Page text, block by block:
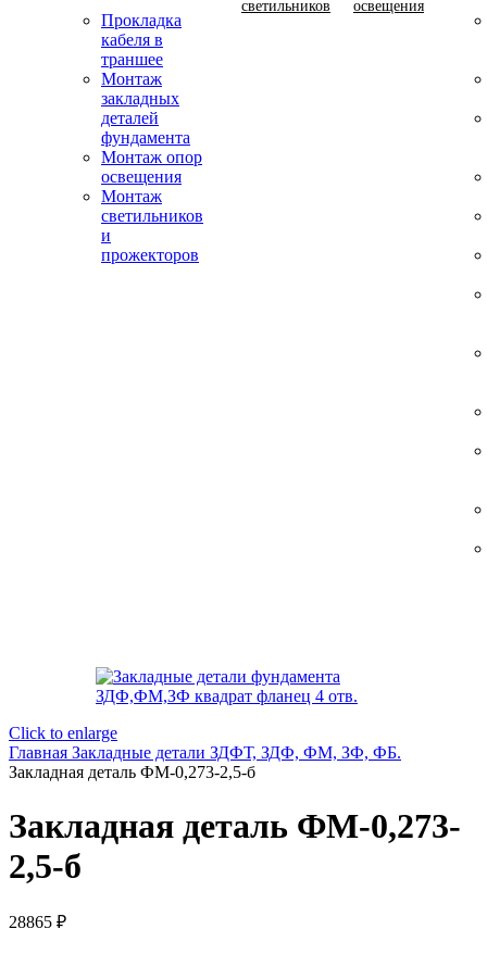
Прокладка
кабеля в
траншее
Монтаж
закладных
деталей
фундамента
Монтаж опор
освещения
Монтаж
светильников
и
прожекторов
светильников освещения
Click to enlarge
Главная Закладные детали ЗДФТ, ЗДФ, ФМ, ЗФ, ФБ.
Закладная деталь ФМ-0,273-2,5-б
Закладная деталь ФМ-0,273-
2,5-б
28865 ₽